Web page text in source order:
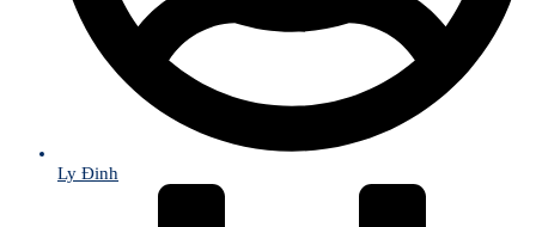
Ly Đinh